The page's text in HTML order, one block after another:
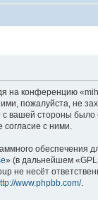
на конференцию
пожалуйста, не
вашей стороны
согласие с ними.
обеспечения
» (в дальнейшем
не несёт
www.phpbb.com/.